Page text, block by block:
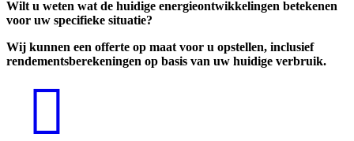
Wilt u weten wat de huidige energieontwikkelingen betekenen
voor uw specifieke situatie?
Wij kunnen een offerte op maat voor u opstellen, inclusief
rendementsberekeningen op basis van uw huidige verbruik.